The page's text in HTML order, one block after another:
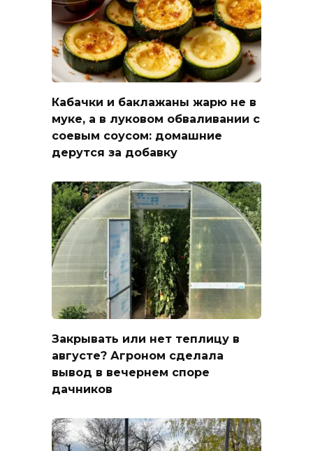
Кабачки и баклажаны жарю не в
муке, а в луковом обваливании с
соевым соусом: домашние
дерутся за добавку
Закрывать или нет теплицу в
августе? Агроном сделала
вывод в вечернем споре
дачников